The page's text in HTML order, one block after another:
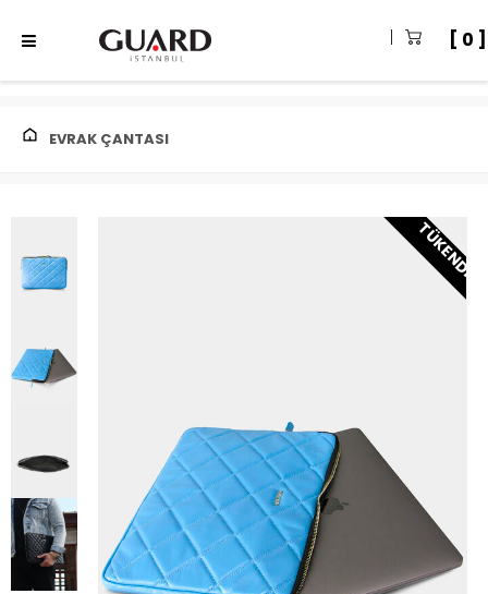
0
EVRAK ÇANTASI
TÜKENDI